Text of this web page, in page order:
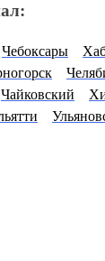
Чебоксары
Чайковский